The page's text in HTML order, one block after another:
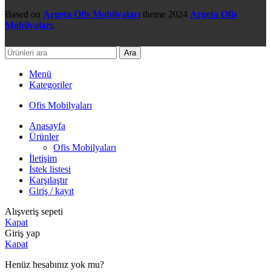
Based on Argeta Ofis Mobilyaları theme 2024 Argeta Ofis
Mobilyaları.
Ara
Menü
Kategoriler
Ofis Mobilyaları
Anasayfa
Ürünler
Ofis Mobilyaları
İletişim
İstek listesi
Karşılaştır
Giriş / kayıt
Alışveriş sepeti
Kapat
Giriş yap
Kapat
Henüz hesabınız yok mu?